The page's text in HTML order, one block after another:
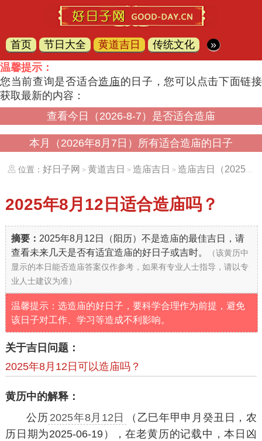
首页 节日大全 黄道吉日 传统文化
»
温馨提示：
您当前查询是否适合造庙的日子，您可以点击下面链接
获取最新的内容：
查看今日（2026-8-7）是否适合造庙
本月（2026年8月7日）所有适合造庙的日子
位置： 好日子网 > 黄道吉日 > 造庙吉日 > 造庙吉日（20250812）
2025年8月12日 适合造庙吗？
摘要： 2025年8月12日（阳历）不是造庙的最佳吉日，请
查看未来几天是否有适宜造庙的好日子或吉时。
（该黄历中
显示的本日能否造庙答案仅作参考，如果有专业人士指导，请以专
业人士建议为准）
温馨提示：选造庙的好日子，要科学合理作为前提，避免
该日子对工作、学习等造成不利影响。
关于吉日问题：
2025年8月12日可以造庙吗？
黄历中的解释：
公历 2025年8月12日
（乙巳年甲申月癸丑日，农
历日期为2025-06-19），在老黄历的记载中，本日凶